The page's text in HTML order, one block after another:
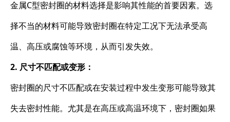
金属C型密封圈的材料选择是影响其性能的首要因素。选
择不当的材料可能导致密封圈在特定工况下无法承受高
温、高压或腐蚀等环境，从而引发失效。
2. 尺寸不匹配或变形：
密封圈的尺寸不匹配或在安装过程中发生变形可能导致其
失去密封性能。尤其是在高压或高温环境下，密封圈如果